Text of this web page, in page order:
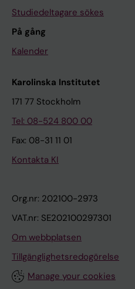
Studiedeltagare sökes
På gång
Kalender
Karolinska Institutet
171 77 Stockholm
Tel: 08-524 800 00
Fax: 08-31 11 01
Kontakta KI
Org.nr: 202100-2973
VAT.nr: SE202100297301
Om webbplatsen
Tillgänglighetsredogörelse
Manage your cookies